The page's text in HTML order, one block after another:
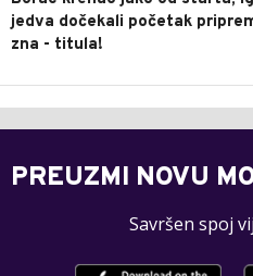
jedva dočekali početak
zna - titula!
PREUZMI NOVU
Savršen spoj